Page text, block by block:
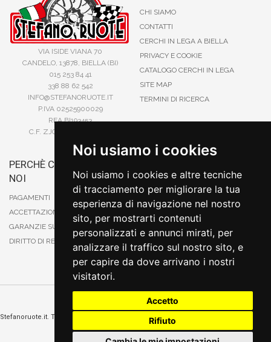
Noi usiamo i cookies
Noi usiamo i cookies e altre tecniche
di tracciamento per migliorare la tua
esperienza di navigazione nel nostro
sito, per mostrarti contenuti
personalizzati e annunci mirati, per
analizzare il traffico sul nostro sito, e
per capire da dove arrivano i nostri
visitatori.
Accetto
Rifiuto
VIA ISIDE VIANA 70
CANDELO, 13878, BIELLA (BI)
015 253 84 41
338 88 62 542
INFO@STEFANORUOTE.IT
P.IVA 02525900029
REA BI193453
C.F. ZJOSFN73H14A859X
CHI SIAMO
CONTATTI
CERCHI IN LEGA A BIELLA
PRIVACY E COOKIE
CATALOGO CERCHI IN LEGA
SITE MAP
TERMINI DI RICERCA
PERCHÈ COMPRARE DA
NOI
PAGAMENTI
ACCETTAZIONE DEGLI ORDINI
GARANZIE SUI PRODOTTI
DIRITTO DI RECESSO
CARTA DI CREDITO
PAYPAL
CONTRASSEGNO
POSTEPAY
Stefanoruote.it. Tutti i diritti riservati. E' vietata la riproduzione anche parziali. Prezzi e
promozioni validi salvo errori o omissioni